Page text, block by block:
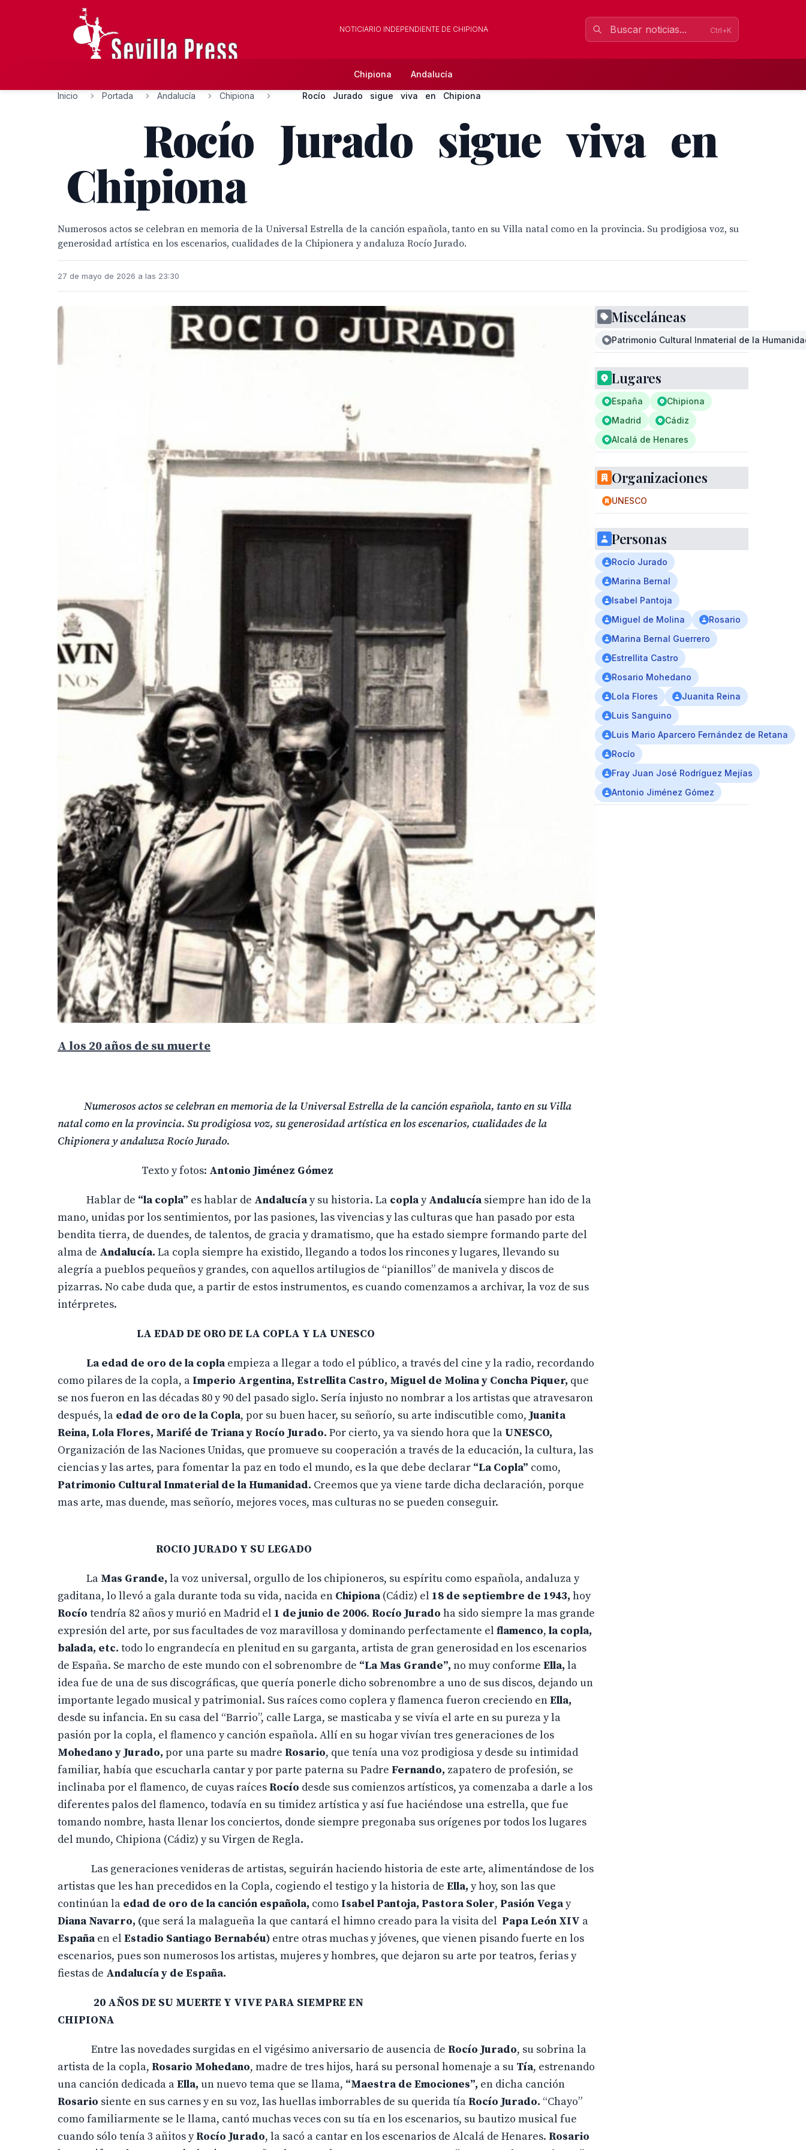
NOTICIARIO INDEPENDIENTE DE CHIPIONA Ctrl+K
Chipiona Andalucía
Inicio Portada Andalucía Chipiona Rocío Jurado sigue viva en Chipiona
Rocío Jurado sigue viva en
Chipiona
Numerosos actos se celebran en memoria de la Universal Estrella de la canción española, tanto en su Villa natal como en la provincia. Su prodigiosa voz, su
generosidad artística en los escenarios, cualidades de la Chipionera y andaluza Rocío Jurado.
27 de mayo de 2026 a las 23:30
A los 20 años de su muerte
Numerosos actos se celebran en memoria de la Universal Estrella de la canción española, tanto en su Villa
natal como en la provincia. Su prodigiosa voz, su generosidad artística en los escenarios, cualidades de la
Chipionera y andaluza Rocío Jurado.
Texto y fotos: Antonio Jiménez Gómez
Hablar de “la copla” es hablar de Andalucíay su historia. La coplayAndalucía siempre han ido de la
mano, unidas por los sentimientos, por las pasiones, las vivencias y las culturas que han pasado por esta
bendita tierra, de duendes, de talentos, de gracia y dramatismo, que ha estado siempre formando parte del
alma de Andalucía. La copla siempre ha existido, llegando a todos los rincones y lugares, llevando su
alegría a pueblos pequeños y grandes, con aquellos artilugios de “pianillos” de manivela y discos de
pizarras. No cabe duda que, a partir de estos instrumentos, es cuando comenzamos a archivar, la voz de sus
intérpretes.
LA EDAD DE ORO DE LA COPLA Y LA UNESCO
La edad de oro de la copla empieza a llegar a todo el público, a través del cine y la radio, recordando
como pilares de la copla, a Imperio Argentina, Estrellita Castro, Miguel de Molina y Concha Piquer, que
se nos fueron en las décadas 80 y 90 del pasado siglo. Sería injusto no nombrar a los artistas que atravesaron
después, la edad de oro de la Copla, por su buen hacer, su señorío, su arte indiscutible como, Juanita
Reina, Lola Flores, Marifé de Triana y Rocío Jurado. Por cierto, ya va siendo hora que la UNESCO,
Organización de las Naciones Unidas, que promueve su cooperación a través de la educación, la cultura, las
ciencias y las artes, para fomentar la paz en todo el mundo, es la que debe declarar “La Copla” como,
Patrimonio Cultural Inmaterial de la Humanidad. Creemos que ya viene tarde dicha declaración, porque
mas arte, mas duende, mas señorío, mejores voces, mas culturas no se pueden conseguir.
ROCIO JURADO Y SU LEGADO
La Mas Grande, la voz universal, orgullo de los chipioneros, su espíritu como española, andaluza y
gaditana, lo llevó a gala durante toda su vida, nacida en Chipiona (Cádiz) el 18 de septiembre de 1943, hoy
Rocío tendría 82 años y murió en Madrid el 1 de junio de 2006. Rocío Jurado ha sido siempre la mas grande
expresión del arte, por sus facultades de voz maravillosa y dominando perfectamente el flamenco, la copla,
balada, etc. todo lo engrandecía en plenitud en su garganta, artista de gran generosidad en los escenarios
de España. Se marcho de este mundo con el sobrenombre de “La Mas Grande”, no muy conforme Ella, la
idea fue de una de sus discográficas, que quería ponerle dicho sobrenombre a uno de sus discos, dejando un
importante legado musical y patrimonial. Sus raíces como coplera y flamenca fueron creciendo enElla,
desde su infancia. En su casa del “Barrio”, calle Larga, se masticaba y se vivía el arte en su pureza y la
pasión por la copla, el flamenco y canción española. Allí en su hogar vivían tres generaciones de los
Mohedano y Jurado, por una parte su madre Rosario, que tenía una voz prodigiosa y desde su intimidad
familiar, había que escucharla cantar y por parte paterna su Padre Fernando, zapatero de profesión, se
inclinaba por el flamenco, de cuyas raíces Rocío desde sus comienzos artísticos, ya comenzaba a darle a los
diferentes palos del flamenco, todavía en su timidez artística y así fue haciéndose una estrella, que fue
tomando nombre, hasta llenar los conciertos, donde siempre pregonaba sus orígenes por todos los lugares
del mundo, Chipiona (Cádiz) y su Virgen de Regla.
Las generaciones venideras de artistas, seguirán haciendo historia de este arte, alimentándose de los
artistas que les han precedidos en la Copla, cogiendo el testigo y la historia de Ella, y hoy, son las que
continúan la edad de oro de la canción española, como Isabel Pantoja, Pastora Soler, Pasión Vegay
Diana Navarro, (que será la malagueña la que cantará el himno creado para la visita del Papa León XIV a
España en el Estadio Santiago Bernabéu) entre otras muchas y jóvenes, que vienen pisando fuerte en los
escenarios, pues son numerosos los artistas, mujeres y hombres, que dejaron su arte por teatros, ferias y
fiestas de Andalucía y de España.
20 AÑOS DE SU MUERTE Y VIVE PARA SIEMPRE EN
CHIPIONA
Entre las novedades surgidas en el vigésimo aniversario de ausencia de Rocío Jurado, su sobrina la
artista de la copla, Rosario Mohedano, madre de tres hijos, hará su personal homenaje a su Tía, estrenando
una canción dedicada aElla, un nuevo tema que se llama, “Maestra de Emociones”, en dicha canción
Rosario siente en sus carnes y en su voz, las huellas imborrables de su querida tía Rocío Jurado. “Chayo”
como familiarmente se le llama, cantó muchas veces con su tía en los escenarios, su bautizo musical fue
cuando sólo tenía 3 añitos yRocío Jurado, la sacó a cantar en los escenarios de Alcalá de Henares. Rosario
Misceláneas
Patrimonio Cultural Inmaterial de la
Lugares
España
Chipiona
Madrid
Cádiz
Alcalá de Henares
Organizaciones
UNESCO
Personas
Rocío Jurado
Marina Bernal
Isabel Pantoja
Miguel de Molina
Rosario
Marina Bernal Guerrero
Estrellita Castro
Rosario Mohedano
Lola Flores
Juanita Reina
Luis Sanguino
Luis Mario Aparcero Fernández de Retana
Rocío
Fray Juan José Rodríguez Mejías
Antonio Jiménez Gómez